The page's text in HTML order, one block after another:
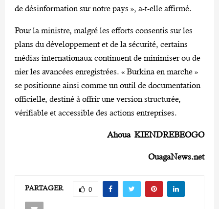
de désinformation sur notre pays », a-t-elle affirmé.
Pour la ministre, malgré les efforts consentis sur les
plans du développement et de la sécurité, certains
médias internationaux continuent de minimiser ou de
nier les avancées enregistrées. « Burkina en marche »
se positionne ainsi comme un outil de documentation
officielle, destiné à offrir une version structurée,
vérifiable et accessible des actions entreprises.
Ahoua KIENDREBEOGO
OuagaNews.net
PARTAGER 0